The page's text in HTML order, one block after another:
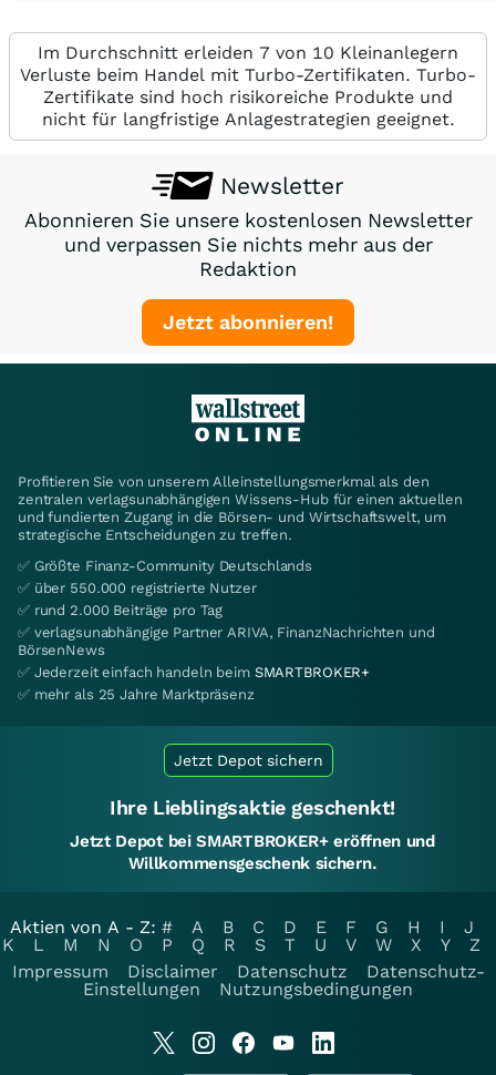
Im Durchschnitt erleiden 7 von 10 Kleinanlegern
Verluste beim Handel mit Turbo-Zertifikaten. Turbo-
Zertifikate sind hoch risikoreiche Produkte und
nicht für langfristige Anlagestrategien geeignet.
Newsletter
Abonnieren Sie unsere kostenlosen Newsletter
und verpassen Sie nichts mehr aus der
Redaktion
Jetzt abonnieren!
Profitieren Sie von unserem Alleinstellungsmerkmal als den
zentralen verlagsunabhängigen Wissens-Hub für einen aktuellen
und fundierten Zugang in die Börsen- und Wirtschaftswelt, um
strategische Entscheidungen zu treffen.
✅ Größte Finanz-Community Deutschlands
✅ über 550.000 registrierte Nutzer
✅ rund 2.000 Beiträge pro Tag
✅ verlagsunabhängige Partner ARIVA, FinanzNachrichten und
BörsenNews
✅ Jederzeit einfach handeln beim SMARTBROKER+
✅ mehr als 25 Jahre Marktpräsenz
Jetzt Depot sichern
Ihre Lieblingsaktie geschenkt!
Jetzt Depot bei SMARTBROKER+ eröffnen und
Willkommensgeschenk sichern.
Aktien von A - Z: # A B C D E F G H I
J
K
L M N O P Q R S T U V W X Y
Z
Impressum
Disclaimer Datenschutz
Datenschutz-
Einstellungen
Nutzungsbedingungen